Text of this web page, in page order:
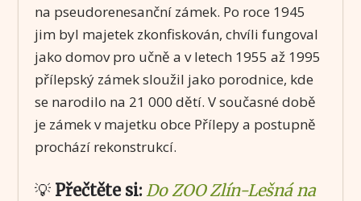
na pseudorenesanční zámek. Po roce 1945
jim byl majetek zkonfiskován, chvíli fungoval
jako domov pro učně a v letech 1955 až 1995
přílepský zámek sloužil jako porodnice, kde
se narodilo na 21 000 dětí. V současné době
je zámek v majetku obce Přílepy a postupně
prochází rekonstrukcí.
💡 Přečtěte si: Do ZOO Zlín-Lešná na